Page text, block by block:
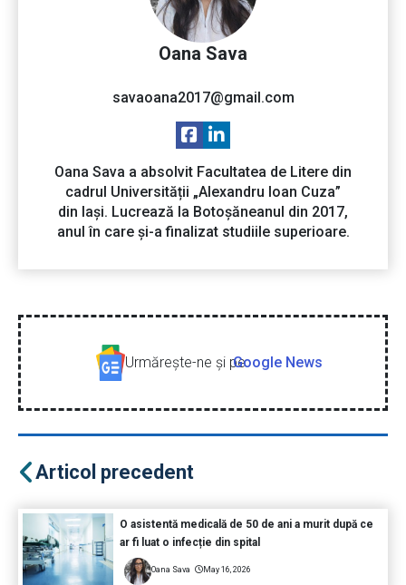
Oana Sava
savaoana2017@gmail.com
Oana Sava a absolvit Facultatea de Litere din
cadrul Universității „Alexandru Ioan Cuza”
din Iași. Lucrează la Botoșăneanul din 2017,
anul în care și-a finalizat studiile superioare.
Urmăreşte-ne şi peGoogle News
Articol precedent
O asistentă medicală de 50 de ani a murit după ce
ar fi luat o infecție din spital
Oana Sava May 16, 2026